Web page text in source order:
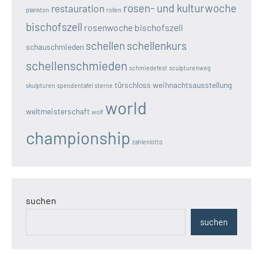
plankton restauration rollen rosen- und kulturwoche
bischofszell rosenwoche bischofszell
schauschmieden schellen schellenkurs
schellenschmieden schmiedefest sculpturenweg
skulpturen spendentafel sterne türschloss weihnachtsausstellung
weltmeisterschaft wolf world
championship zahlenlotto
suchen
suchen